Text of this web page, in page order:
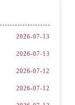
2026-07-13
2026-07-13
2026-07-12
2026-07-12